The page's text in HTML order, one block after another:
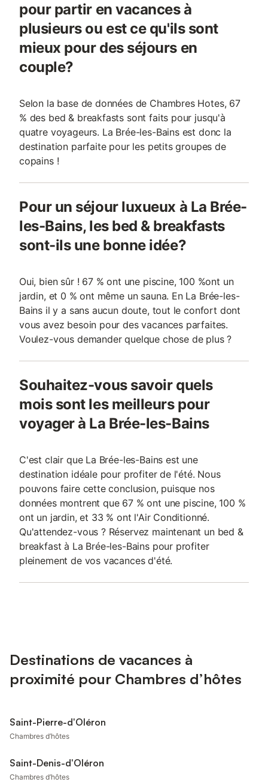
pour partir en vacances à
plusieurs ou est ce qu'ils sont
mieux pour des séjours en
couple?
Selon la base de données de Chambres Hotes, 67
% des bed & breakfasts sont faits pour jusqu'à
quatre voyageurs. La Brée-les-Bains est donc la
destination parfaite pour les petits groupes de
copains !
Pour un séjour luxueux à La Brée-
les-Bains, les bed & breakfasts
sont-ils une bonne idée?
Oui, bien sûr ! 67 % ont une piscine, 100 %ont un
jardin, et 0 % ont même un sauna. En La Brée-les-
Bains il y a sans aucun doute, tout le confort dont
vous avez besoin pour des vacances parfaites.
Voulez-vous demander quelque chose de plus ?
Souhaitez-vous savoir quels
mois sont les meilleurs pour
voyager à La Brée-les-Bains
C'est clair que La Brée-les-Bains est une
destination idéale pour profiter de l'été. Nous
pouvons faire cette conclusion, puisque nos
données montrent que 67 % ont une piscine, 100 %
ont un jardin, et 33 % ont l'Air Conditionné.
Qu'attendez-vous ? Réservez maintenant un bed &
breakfast à La Brée-les-Bains pour profiter
pleinement de vos vacances d'été.
Destinations de vacances à
proximité pour Chambres d’hôtes
Saint-Pierre-d'Oléron
Chambres d’hôtes
Saint-Denis-d'Oléron
Chambres d’hôtes